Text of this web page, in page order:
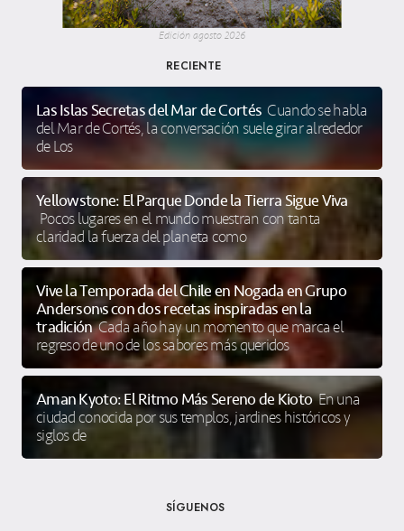
Edición agosto 2026
RECIENTE
Las Islas Secretas del Mar de Cortés Cuando se habla
del Mar de Cortés, la conversación suele girar alrededor
de Los
Yellowstone: El Parque Donde la Tierra Sigue Viva
Pocos lugares en el mundo muestran con tanta
claridad la fuerza del planeta como
Vive la Temporada del Chile en Nogada en Grupo
Anderson’s con dos recetas inspiradas en la
tradición Cada año hay un momento que marca el
regreso de uno de los sabores más queridos
Aman Kyoto: El Ritmo Más Sereno de Kioto En una
ciudad conocida por sus templos, jardines históricos y
siglos de
SÍGUENOS